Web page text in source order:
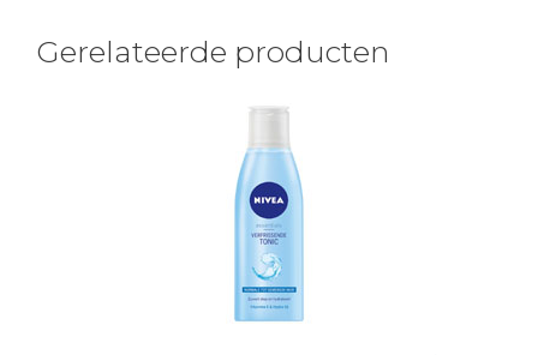
Gerelateerde producten